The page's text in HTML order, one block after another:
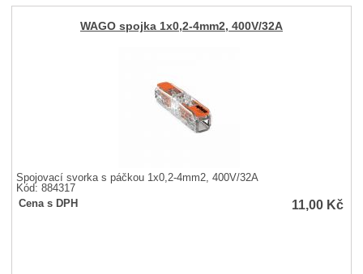
WAGO spojka 1x0,2-4mm2, 400V/32A
Spojovací svorka s páčkou 1x0,2-4mm2, 400V/32A
Kód: 884317
Cena s DPH
11,00 Kč